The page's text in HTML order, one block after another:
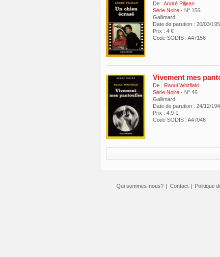
De : André Piljean
Série Noire - N° 156
Gallimard
Date de parution : 20/03/
Prix : 4 €
Code SODIS : A47156
Vivement mes
De : Raoul Whitfield
Série Noire - N° 46
Gallimard
Date de parution : 24/12/
Prix : 4.9 €
Code SODIS : A47046
Qui sommes-nous? | Contact | Politique